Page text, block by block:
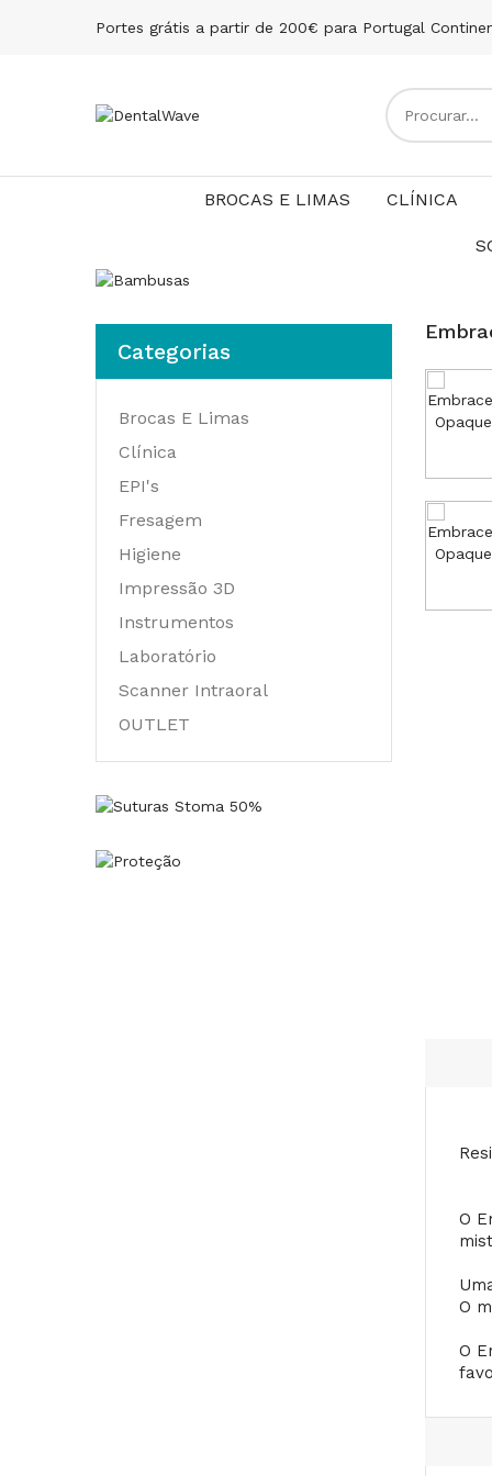
Portes grátis a partir de 200€ para Portugal
BROCAS E LIMAS CLÍNICA
Categorias
Brocas E Limas
Clínica
EPI's
Fresagem
Higiene
Impressão 3D
Instrumentos
Laboratório
Scanner Intraoral
OUTLET
O
O
O